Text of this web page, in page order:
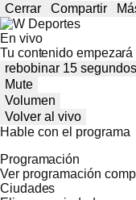
Cerrar
Compartir
En vivo
Tu contenido
rebobinar 15 segundos
Mute
Volumen
Volver al vivo
Hable con el programa
Programación
Ver programación
Ciudades